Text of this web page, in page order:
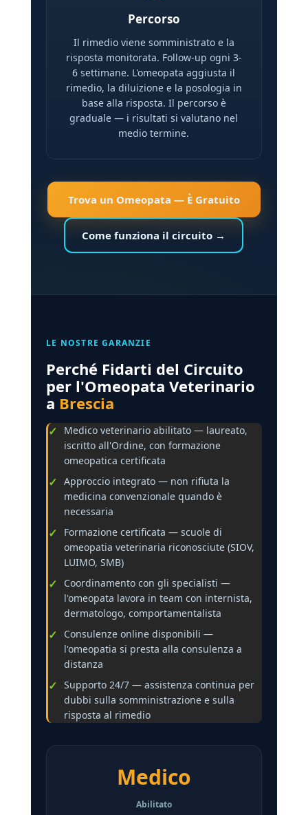
Percorso
Il rimedio viene somministrato e la
risposta monitorata. Follow-up ogni 3-
6 settimane. L'omeopata aggiusta il
rimedio, la diluizione e la posologia in
base alla risposta. Il percorso è
graduale — i risultati si valutano nel
medio termine.
Trova un Omeopata — È Gratuito
Come funziona il circuito →
LE NOSTRE GARANZIE
Perché Fidarti del Circuito
per l'Omeopata Veterinario
a Brescia
Medico veterinario abilitato — laureato,
iscritto all'Ordine, con formazione
omeopatica certificata
Approccio integrato — non rifiuta la
medicina convenzionale quando è
necessaria
Formazione certificata — scuole di
omeopatia veterinaria riconosciute (SIOV,
LUIMO, SMB)
Coordinamento con gli specialisti —
l'omeopata lavora in team con internista,
dermatologo, comportamentalista
Consulenze online disponibili —
l'omeopatia si presta alla consulenza a
distanza
Supporto 24/7 — assistenza continua per
dubbi sulla somministrazione e sulla
risposta al rimedio
Medico
Abilitato